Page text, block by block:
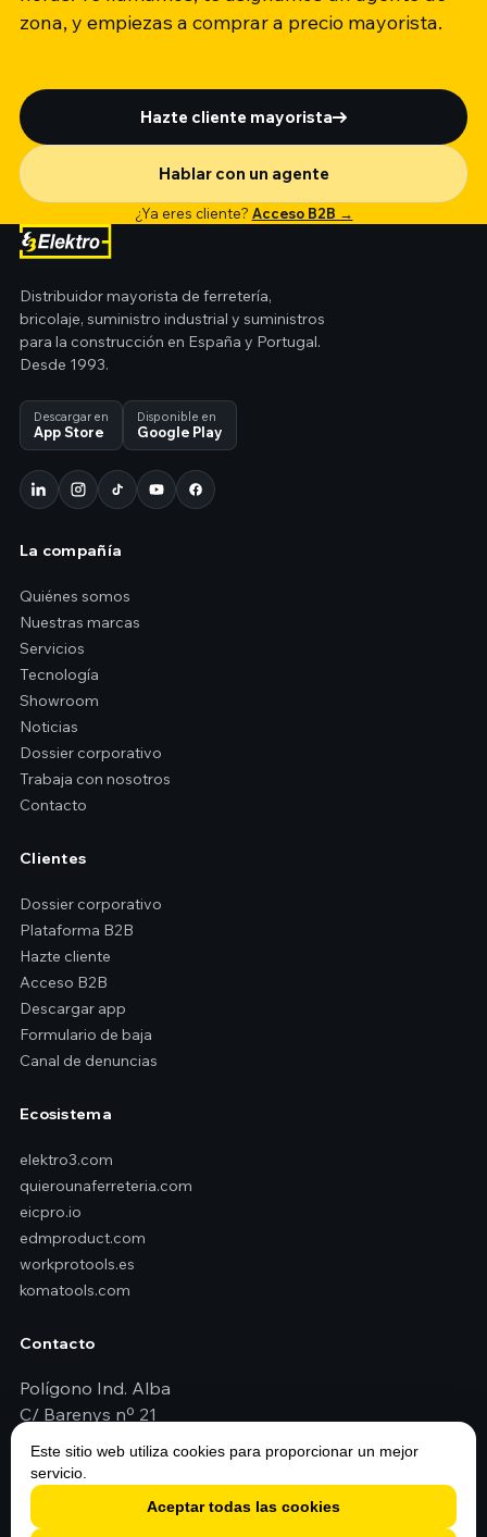
zona, y empiezas a comprar a precio mayorista.
Hazte cliente mayorista
Hablar con un agente
¿Ya eres cliente? Acceso B2B →
Distribuidor mayorista de ferretería,
bricolaje, suministro industrial y suministros
para la construcción en España y Portugal.
Desde 1993.
Descargar en
App Store
Disponible en
Google Play
La compañía
Quiénes somos
Nuestras marcas
Servicios
Tecnología
Showroom
Noticias
Dossier corporativo
Trabaja con nosotros
Contacto
Clientes
Dossier corporativo
Plataforma B2B
Hazte cliente
Acceso B2B
Descargar app
Formulario de baja
Canal de denuncias
Ecosistema
elektro3.com
quierounaferreteria.com
eicpro.io
edmproduct.com
workprotools.es
komatools.com
Contacto
Polígono Ind. Alba
C/ Barenys nº 21
43480 Vilaseca (Tarragona - España)
+34 977 79 29 45
elektro3@elektro3.com
Este sitio web utiliza cookies para proporcionar un mejor
servicio.
Aceptar todas las cookies